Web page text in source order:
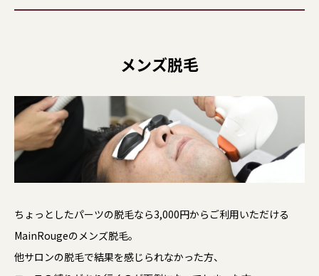
メンズ脱毛
ちょっとしたパーツの脱毛なら3,000円からご利用いただける
MainRougeのメンズ脱毛。
他サロンの脱毛で結果を感じられなかった方、